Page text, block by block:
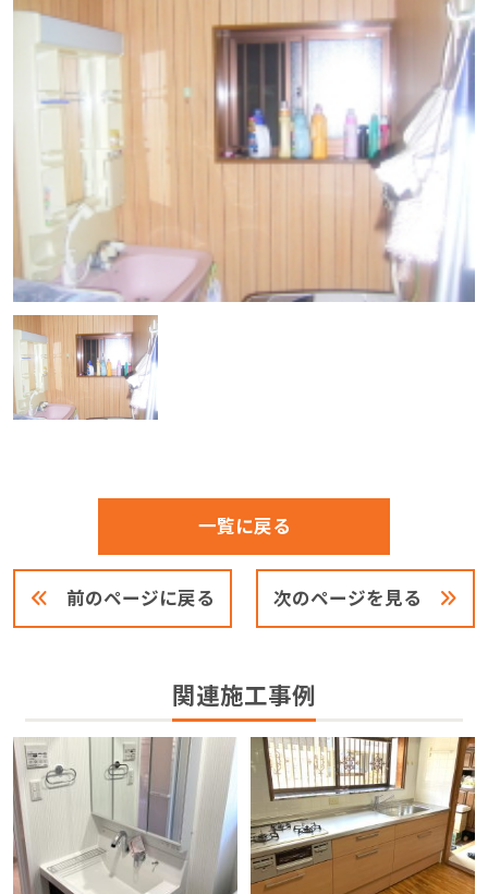
前のページに戻る
一覧に戻る
次のページを見る
関連施工事例